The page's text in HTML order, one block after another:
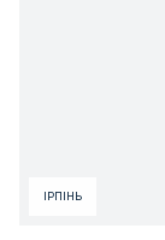
ІРПІНЬ